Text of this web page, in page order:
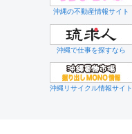
沖縄の不動産情報サイト
沖縄で仕事を探すなら
沖縄リサイクル情報サイト